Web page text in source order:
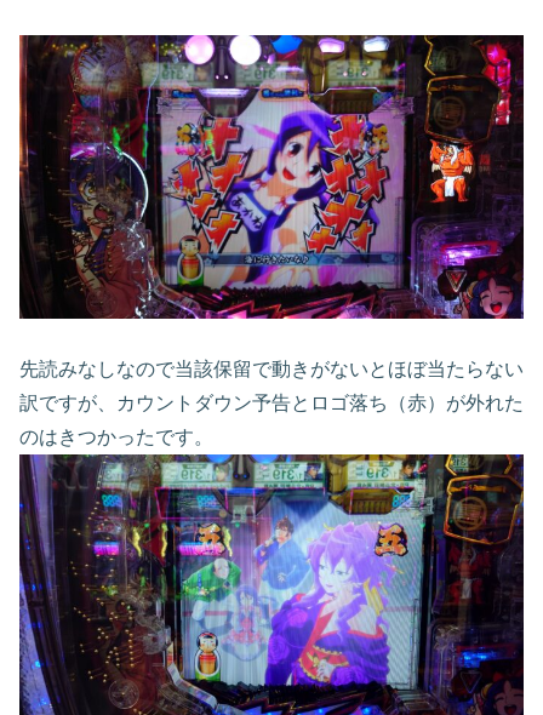
先読みなしなので当該保留で動きがないとほぼ当たらない
訳ですが、カウントダウン予告とロゴ落ち（赤）が外れた
のはきつかったです。